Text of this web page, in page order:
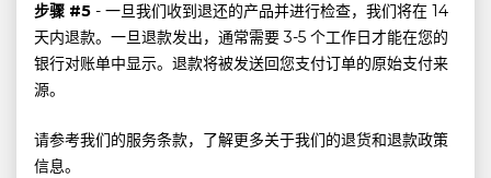
步骤 #5 - 一旦我们收到退还的产品并进行检查，我们将在 14
天内退款。一旦退款发出，通常需要 3-5 个工作日才能在您的
银行对账单中显示。退款将被发送回您支付订单的原始支付来
源。
请参考我们的服务条款，了解更多关于我们的退货和退款政策
信息。